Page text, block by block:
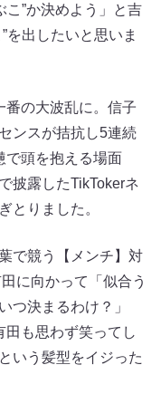
こ”か決めよう」と吉
を出したいと思いま
番の大波乱に。信子
ンスが拮抗し5連続
で頭を抱える場面
披露したTikTokerネ
とりました。
で競う【メンチ】対
に向かって「似合う
つ決まるわけ？」
田も思わず笑ってし
いう髪型をイジった